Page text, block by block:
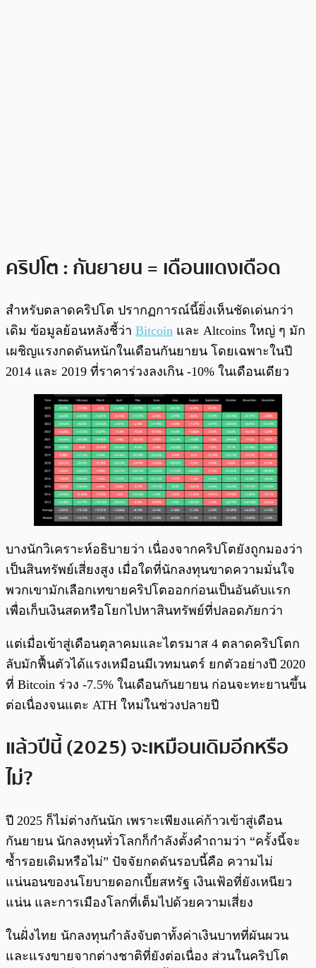
คริปโต : กันยายน = เดือนแดงเดือด
สำหรับตลาดคริปโต ปรากฏการณ์นี้ยิ่งเห็นชัดเด่นกว่า
เดิม ข้อมูลย้อนหลังชี้ว่า Bitcoin และ Altcoins ใหญ่ ๆ มัก
เผชิญแรงกดดันหนักในเดือนกันยายน โดยเฉพาะในปี
2014 และ 2019 ที่ราคาร่วงลงเกิน -10% ในเดือนเดียว
บางนักวิเคราะห์อธิบายว่า เนื่องจากคริปโตยังถูกมองว่า
เป็นสินทรัพย์เสี่ยงสูง เมื่อใดที่นักลงทุนขาดความมั่นใจ
พวกเขามักเลือกเทขายคริปโตออกก่อนเป็นอันดับแรก
เพื่อเก็บเงินสดหรือโยกไปหาสินทรัพย์ที่ปลอดภัยกว่า
แต่เมื่อเข้าสู่เดือนตุลาคมและไตรมาส 4 ตลาดคริปโตก
ลับมักฟื้นตัวได้แรงเหมือนมีเวทมนตร์ ยกตัวอย่างปี 2020
ที่ Bitcoin ร่วง -7.5% ในเดือนกันยายน ก่อนจะทะยานขึ้น
ต่อเนื่องจนแตะ ATH ใหม่ในช่วงปลายปี
แล้วปีนี้ (2025) จะเหมือนเดิมอีกหรือ
ไม่?
ปี 2025 ก็ไม่ต่างกันนัก เพราะเพียงแค่ก้าวเข้าสู่เดือน
กันยายน นักลงทุนทั่วโลกก็กำลังตั้งคำถามว่า “ครั้งนี้จะ
ซ้ำรอยเดิมหรือไม่” ปัจจัยกดดันรอบนี้คือ ความไม่
แน่นอนของนโยบายดอกเบี้ยสหรัฐ เงินเฟ้อที่ยังเหนียว
แน่น และการเมืองโลกที่เต็มไปด้วยความเสี่ยง
ในฝั่งไทย นักลงทุนกำลังจับตาทั้งค่าเงินบาทที่ผันผวน
และแรงขายจากต่างชาติที่ยังต่อเนื่อง ส่วนในคริปโต